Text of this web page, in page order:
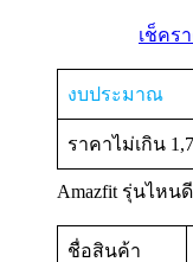
เช็คร
งบประมาณ
ราคาไม่เกิน
Amazfit รุ่นไหน
ชื่อสินค้า